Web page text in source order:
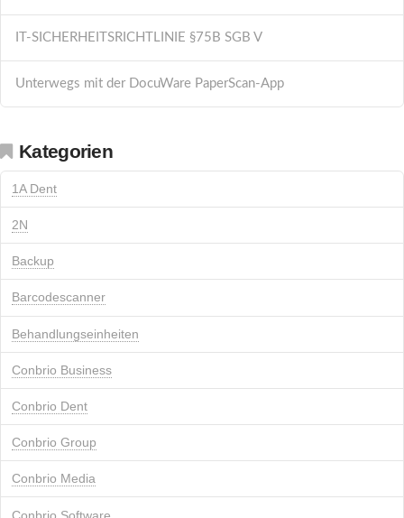
IT-SICHERHEITSRICHTLINIE §75B SGB V
Unterwegs mit der DocuWare PaperScan-App
Kategorien
1A Dent
2N
Backup
Barcodescanner
Behandlungseinheiten
Conbrio Business
Conbrio Dent
Conbrio Group
Conbrio Media
Conbrio Software